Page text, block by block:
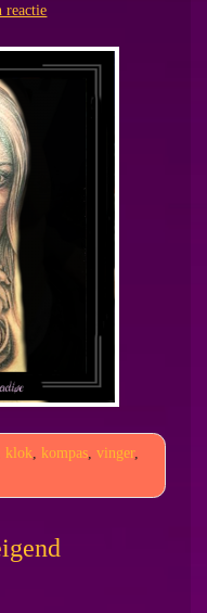
reactie
klok kompas, vinger,